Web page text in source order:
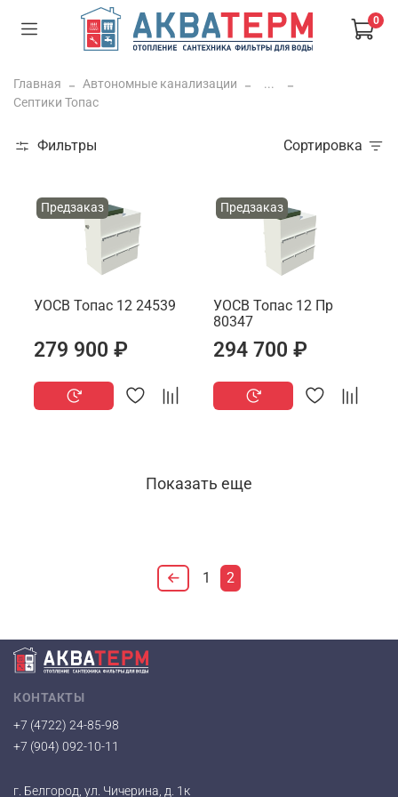
0
Главная Автономные канализации
...
Септики Топас
Фильтры Сортировка
Предзаказ
УОСВ Топас 12 24539
279 900 ₽
Предзаказ
УОСВ Топас 12 Пр
80347
294 700 ₽
Показать еще
1 2
КОНТАКТЫ
+7 (4722) 24-85-98
+7 (904) 092-10-11
г. Белгород, ул. Чичерина, д. 1к